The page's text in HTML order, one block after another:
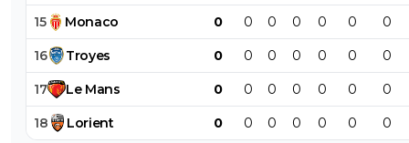
15 Monaco 0 0 0 0 0 0 0
16 Troyes 0 0 0 0 0 0 0
17 Le Mans 0 0 0 0 0 0 0
18 Lorient 0 0 0 0 0 0 0